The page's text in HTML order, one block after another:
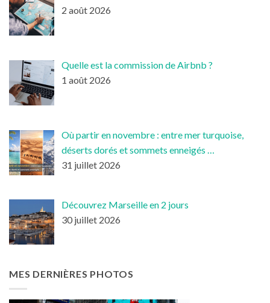
2 août 2026
Quelle est la commission de Airbnb ?
1 août 2026
Où partir en novembre : entre mer turquoise,
déserts dorés et sommets enneigés …
31 juillet 2026
Découvrez Marseille en 2 jours
30 juillet 2026
MES DERNIÈRES PHOTOS